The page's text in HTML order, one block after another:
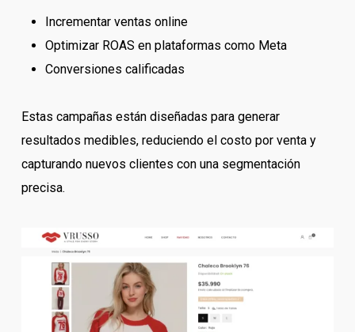
Incrementar ventas online
Optimizar ROAS en plataformas como Meta
Conversiones calificadas
Estas campañas están diseñadas para generar
resultados medibles, reduciendo el costo por venta y
capturando nuevos clientes con una segmentación
precisa.